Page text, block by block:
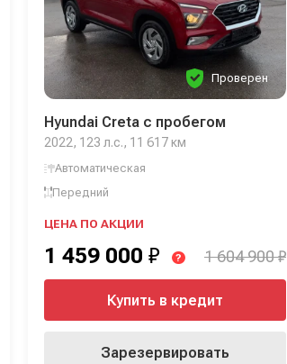
Проверен
Hyundai Creta с пробегом
2022, 123 л.с., 11 617 км
Автоматическая
Передний
ЦЕНА ПО АКЦИИ
1 459 000 ₽ ? 1 604 900 ₽
Купить в кредит
Зарезервировать